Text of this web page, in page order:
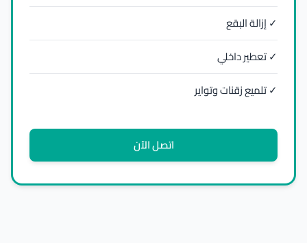
✓ إزالة البقع
✓ تعطير داخلي
✓ تلميع زقنات وتواير
اتصل الآن